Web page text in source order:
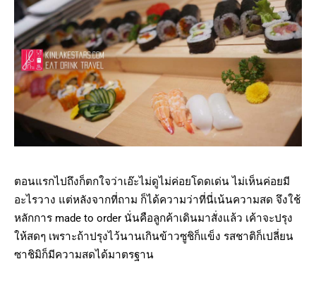
ตอนแรกไปถึงก็ตกใจว่าเอ๊ะไม่ดูไม่ค่อยโดดเด่น ไม่เห็นค่อยมี
อะไรวาง แต่หลังจากที่ถาม ก็ได้ความว่าที่นี่เน้นความสด จึงใช้
หลักการ made to order นั่นคือลูกค้าเดินมาสั่งแล้ว เค้าจะปรุง
ให้สดๆ เพราะถ้าปรุงไว้นานเกินข้าวซูชิก็แข็ง รสชาติก็เปลี่ยน
ซาชิมิก็มีความสดได้มาตรฐาน